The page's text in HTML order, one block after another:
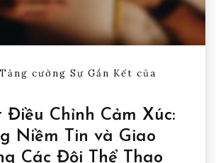
cường Sự Gắn Kết của
Điều Chỉnh Cảm Xúc:
Niềm Tin và Giao
Các Đội Thể Thao